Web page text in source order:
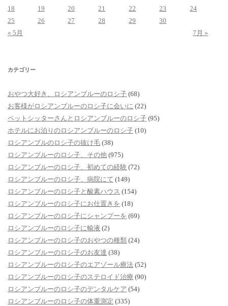
18
19 20 21 22 23
24
25
26 27 28 29
30
« 5月
7月 »
カテゴリー
おやつ大好き、ロシアンブルーのロシ子 (68)
お客様がロシアンブルーのロシ子に会いに (22)
ペットシッターさんとロシアンブルーのロシ子 (95)
ホテルにお泊りのロシアンブルーのロシ子 (10)
ロシアンブルのロシ子の抜け毛 (38)
ロシアンブルーのロシ子、その他 (975)
ロシアンブルーのロシ子、初めての経験 (72)
ロシアンブルーのロシ子、病院にて (149)
ロシアンブルーのロシ子と酸素ハウス (154)
ロシアンブルーのロシ子にお仕置きを (18)
ロシアンブルーのロシ子にシャンプーを (69)
ロシアンブルーのロシ子に輸液 (2)
ロシアンブルーのロシ子のおやつの種類 (24)
ロシアンブルーのロシ子のお友達 (38)
ロシアンブルーのロシ子のエアゾール療法 (52)
ロシアンブルーのロシ子のステロイド治療 (90)
ロシアンブルーのロシ子のデンタルケア (54)
ロシアンブルーのロシ子の体重測定 (335)